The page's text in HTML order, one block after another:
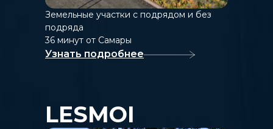
Земельные участки с подрядом и без
подряда
36 минут от Самары
Узнать подробнее
LESMOI